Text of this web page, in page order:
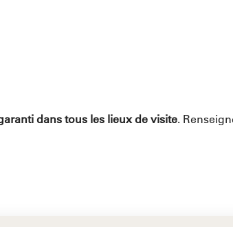
dans tous les lieux de visite.